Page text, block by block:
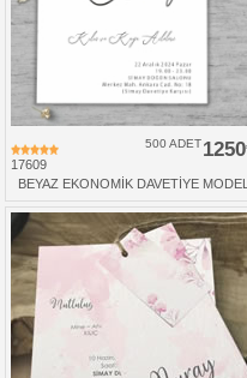
17609
1250
500 ADET
BEYAZ EKONOMİK DAVETİYE MODELİ